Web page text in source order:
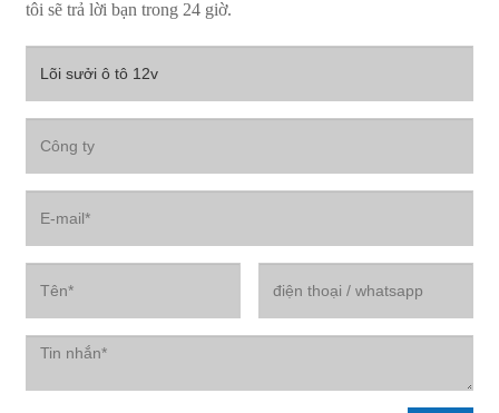
tôi sẽ trả lời bạn trong 24 giờ.